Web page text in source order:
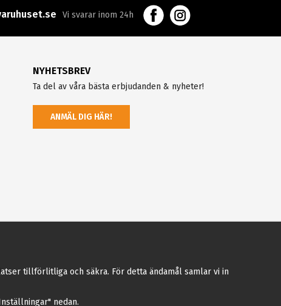
Vi svarar inom 24h
NYHETSBREV
Ta del av våra bästa erbjudanden & nyheter!
ANMÄL DIG HÄR!
tillförlitliga och säkra. För detta ändamål samlar vi in
nedan.